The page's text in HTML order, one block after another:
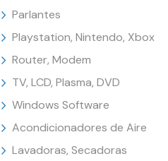
Parlantes
Playstation, Nintendo, Xbox
Router, Modem
TV, LCD, Plasma, DVD
Windows Software
Acondicionadores de Aire
Lavadoras, Secadoras